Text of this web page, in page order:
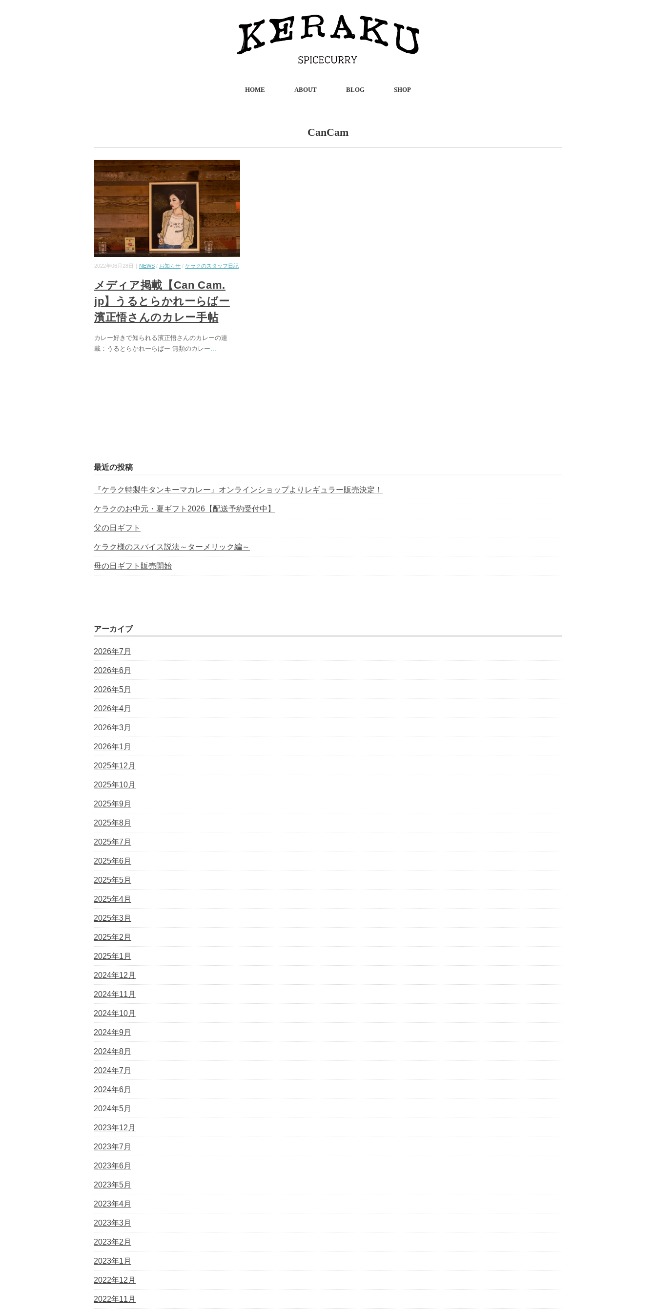
HOME ABOUT BLOG SHOP
CanCam
2022年06月28日｜ NEWS/ お知らせ/ ケラクのスタッフ日記
メディア掲載【Can Cam.
jp】うるとらかれーらばー
濱正悟さんのカレー手帖
カレー好きで知られる濱正悟さんのカレーの連
載：うるとらかれーらばー 無類のカレー...
最近の投稿
『ケラク特製牛タンキーマカレー』オンラインショップよりレギュラー販売決定！
ケラクのお中元・夏ギフト2026【配送予約受付中】
父の日ギフト
ケラク様のスパイス説法～ターメリック編～
母の日ギフト販売開始
アーカイブ
2026年7月
2026年6月
2026年5月
2026年4月
2026年3月
2026年1月
2025年12月
2025年10月
2025年9月
2025年8月
2025年7月
2025年6月
2025年5月
2025年4月
2025年3月
2025年2月
2025年1月
2024年12月
2024年11月
2024年10月
2024年9月
2024年8月
2024年7月
2024年6月
2024年5月
2023年12月
2023年7月
2023年6月
2023年5月
2023年4月
2023年3月
2023年2月
2023年1月
2022年12月
2022年11月